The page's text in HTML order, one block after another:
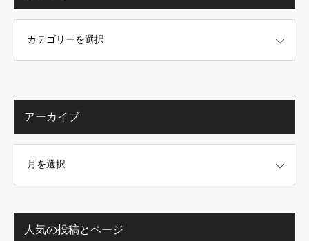
アーカイブ
人気の投稿とページ